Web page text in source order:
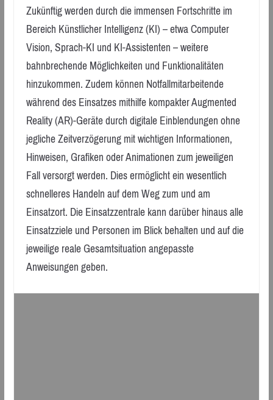
Zukünftig werden durch die immensen Fortschritte im
Bereich Künstlicher Intelligenz (KI) – etwa Computer
Vision, Sprach-KI und KI-Assistenten – weitere
bahnbrechende Möglichkeiten und Funktionalitäten
hinzukommen. Zudem können Notfallmitarbeitende
während des Einsatzes mithilfe kompakter Augmented
Reality (AR)-Geräte durch digitale Einblendungen ohne
jegliche Zeitverzögerung mit wichtigen Informationen,
Hinweisen, Grafiken oder Animationen zum jeweiligen
Fall versorgt werden. Dies ermöglicht ein wesentlich
schnelleres Handeln auf dem Weg zum und am
Einsatzort. Die Einsatzzentrale kann darüber hinaus alle
Einsatzziele und Personen im Blick behalten und auf die
jeweilige reale Gesamtsituation angepasste
Anweisungen geben.